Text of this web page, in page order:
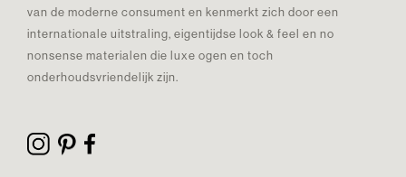
van de moderne consument en kenmerkt zich door een
internationale uitstraling, eigentijdse look & feel en no
nonsense materialen die luxe ogen en toch
onderhoudsvriendelijk zijn.